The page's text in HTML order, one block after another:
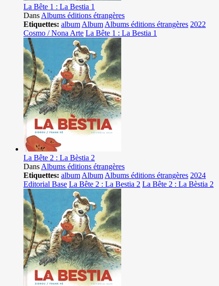
La Bête 1 : La Bestia 1
Dans Albums éditions étrangères
Etiquettes: album Album Albums éditions étrangères 2022
Cosmo / Nona Arte La Bête 1 : La Bestia 1
La Bête 2 : La Bèstia 2
Dans Albums éditions étrangères
Etiquettes: album Album Albums éditions étrangères 2024
Editorial Base La Bête 2 : La Bestia 2 La Bête 2 : La Bèstia 2